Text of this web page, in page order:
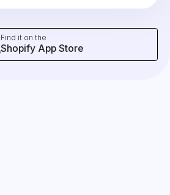
Find it on the
Shopify App Store